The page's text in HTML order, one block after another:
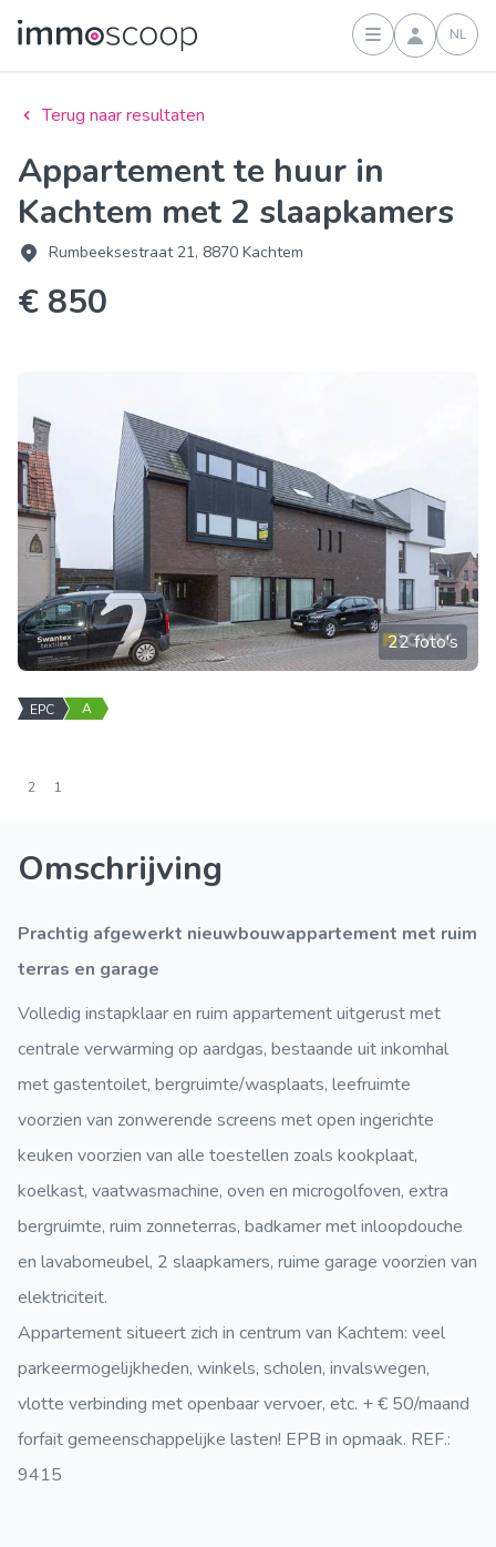
Inloggen
NL
Terug naar resultaten
Appartement te huur in
Kachtem met 2 slaapkamers
Rumbeeksestraat 21, 8870 Kachtem
€ 850
22 foto's
EPC A
2 1
Omschrijving
Prachtig afgewerkt nieuwbouwappartement met ruim
terras en garage
Volledig instapklaar en ruim appartement uitgerust met
centrale verwarming op aardgas, bestaande uit inkomhal
met gastentoilet, bergruimte/wasplaats, leefruimte
voorzien van zonwerende screens met open ingerichte
keuken voorzien van alle toestellen zoals kookplaat,
koelkast, vaatwasmachine, oven en microgolfoven, extra
bergruimte, ruim zonneterras, badkamer met inloopdouche
en lavabomeubel, 2 slaapkamers, ruime garage voorzien van
elektriciteit.
Appartement situeert zich in centrum van Kachtem: veel
parkeermogelijkheden, winkels, scholen, invalswegen,
vlotte verbinding met openbaar vervoer, etc. + € 50/maand
forfait gemeenschappelijke lasten! EPB in opmaak. REF.:
9415